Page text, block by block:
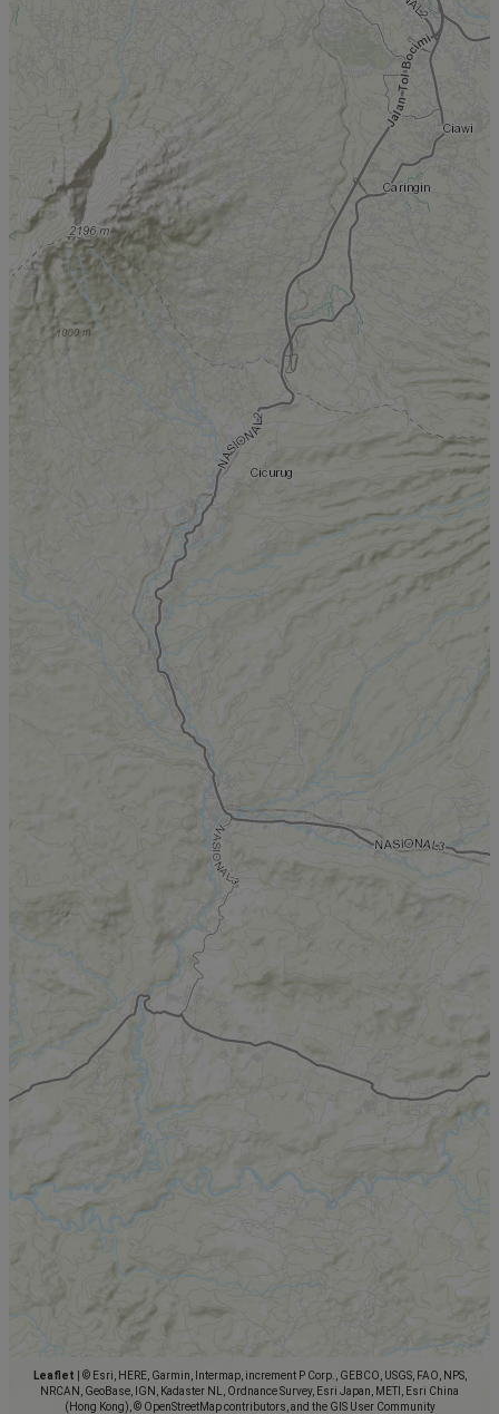
Leaflet
© Esri, HERE, Garmin, Intermap, increment P Corp., GEBCO, USGS, FAO, NPS,
NRCAN, GeoBase, IGN, Kadaster NL, Ordnance Survey, Esri Japan, METI, Esri China
(Hong Kong), © OpenStreetMap contributors, and the GIS User Community